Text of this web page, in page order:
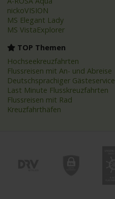
nickoVISION
MS Elegant Lady
MS VistaExplorer
TOP Themen
Hochseekreuzfahrten
Flussreisen mit An- und Abreise
Deutschsprachiger Gästeservice
Last Minute Flusskreuzfahrten
Flussreisen mit Rad
Kreuzfahrthäfen